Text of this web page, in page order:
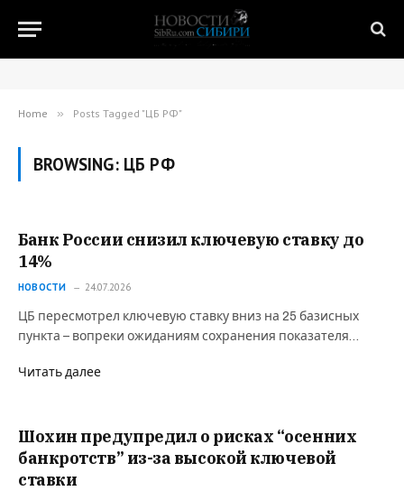
Home » Posts Tagged "ЦБ РФ"
BROWSING: ЦБ РФ
Банк России снизил ключевую ставку до
14%
НОВОСТИ 24.07.2026
ЦБ пересмотрел ключевую ставку вниз на 25 базисных
пункта – вопреки ожиданиям сохранения показателя…
Читать далее
Шохин предупредил о рисках “осенних
банкротств” из-за высокой ключевой
ставки